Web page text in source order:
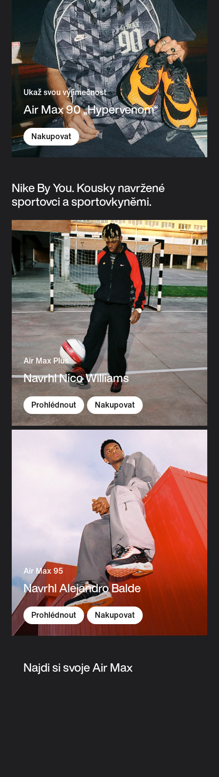
Ukaž svou výjimečnost
Air Max 90 „Hypervenom“
Nakupovat
Nike By You. Kousky navržené
sportovci a sportovkyněmi.
Air Max Plus
Navrhl Nico Williams
Prohlédnout Nakupovat
Air Max 95
Navrhl Alejandro Balde
Prohlédnout Nakupovat
Najdi si svoje Air Max